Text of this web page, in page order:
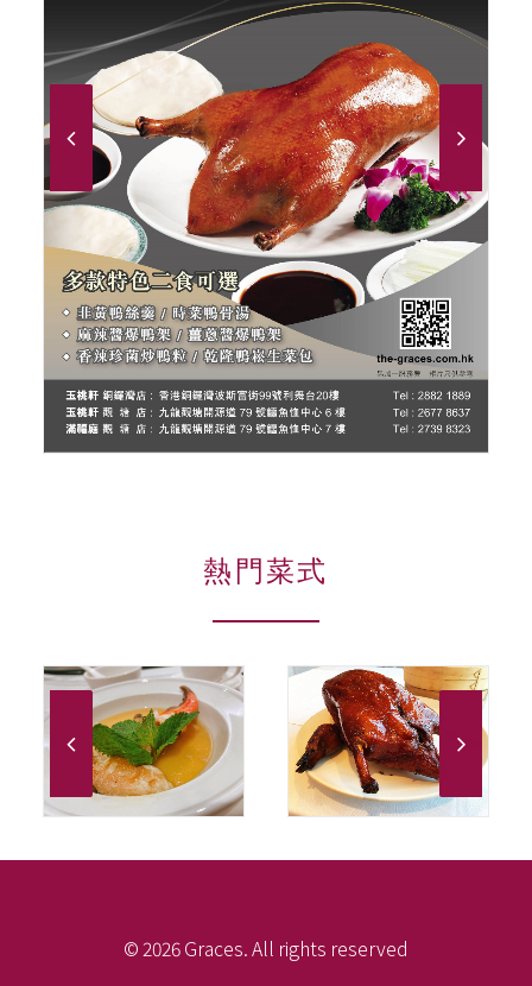
熱門菜式
© 2026 Graces. All rights reserved